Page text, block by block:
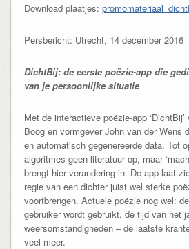
Download plaatjes:
Persbericht: Utrecht, 14 december 2016
DichtBij: de eerste poëzie-app die
van je persoonlijke situatie
Met de interactieve poëzie-app
Boog en vormgever John van der Wens
en automatisch gegenereerde data. Tot
algoritmes geen literatuur op, maar
brengt hier verandering in. De app laat
regie van een dichter juist wel sterke
voortbrengen. Actuele poëzie nog wel:
gebruiker wordt gebruikt, de tijd van het
weersomstandigheden – de laatste
veel meer.